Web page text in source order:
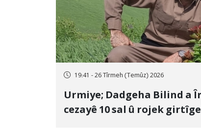
19:41 - 26 Tîrmeh (Temûz) 2026
Urmiye; Dadgeha Bilind a
cezayê 10 sal û rojek